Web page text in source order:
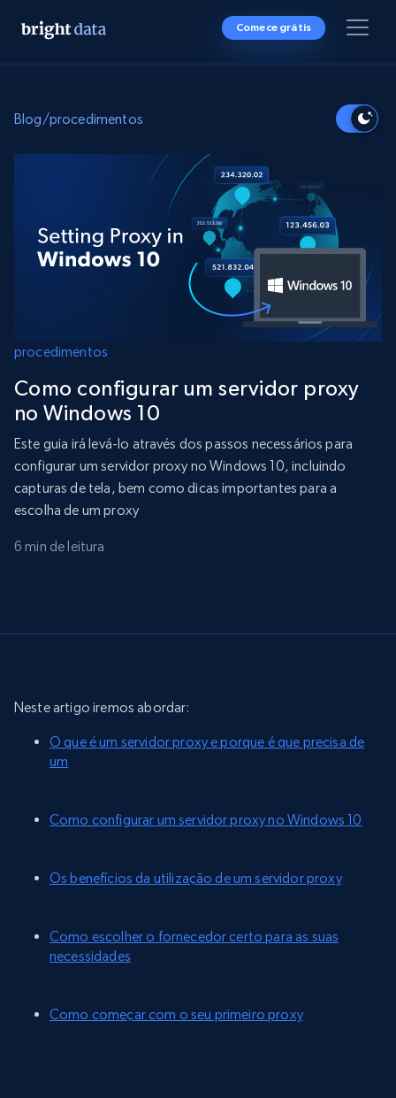
Comece grátis
Blog/procedimentos
procedimentos
Como configurar um servidor proxy
no Windows 10
Este guia irá levá-lo através dos passos necessários para
configurar um servidor proxy no Windows 10, incluindo
capturas de tela, bem como dicas importantes para a
escolha de um proxy
6 min de leitura
Neste artigo iremos abordar:
O que é um servidor proxy e porque é que precisa de
um
Como configurar um servidor proxy no Windows 10
Os benefícios da utilização de um servidor proxy
Como escolher o fornecedor certo para as suas
necessidades
Como começar com o seu primeiro proxy